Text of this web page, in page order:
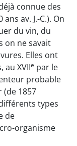
connue des
av. J.-C.). On
du vin, du
on ne savait
Elles ont
au XVIIe par le
probable
(de 1857
types
de
organisme